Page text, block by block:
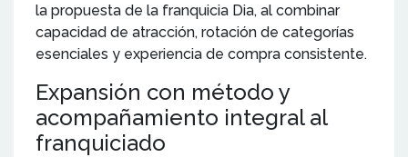
la propuesta de la franquicia Dia, al combinar
capacidad de atracción, rotación de categorías
esenciales y experiencia de compra consistente.
Expansión con método y
acompañamiento integral al
franquiciado